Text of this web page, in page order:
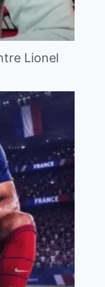
Lionel